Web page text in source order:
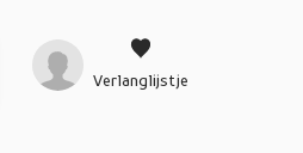
Verlanglijstje